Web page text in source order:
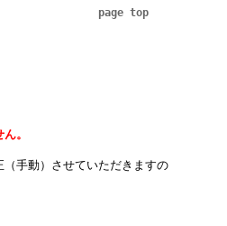
page top
。
手動）させていただきますの